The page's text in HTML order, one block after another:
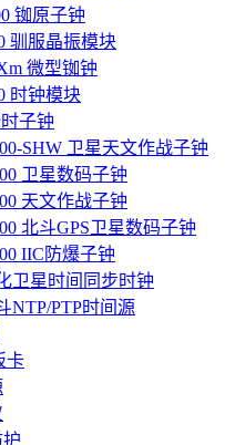
铷原子钟
驯服晶振模块
微型铷钟
时钟模块
子钟
SHW 卫星天文作战子钟
卫星数码子钟
天文作战子钟
北斗GPS卫星数码子钟
IIC防爆子钟
卫星时间同步时钟
NTP/PTP时间源
卡